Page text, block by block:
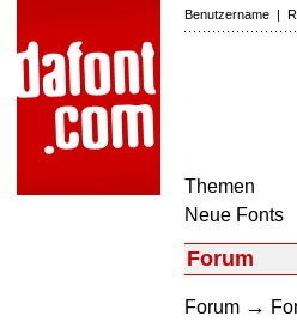
Benutzername |
Themen
Neue Fonts
Forum
Forum →